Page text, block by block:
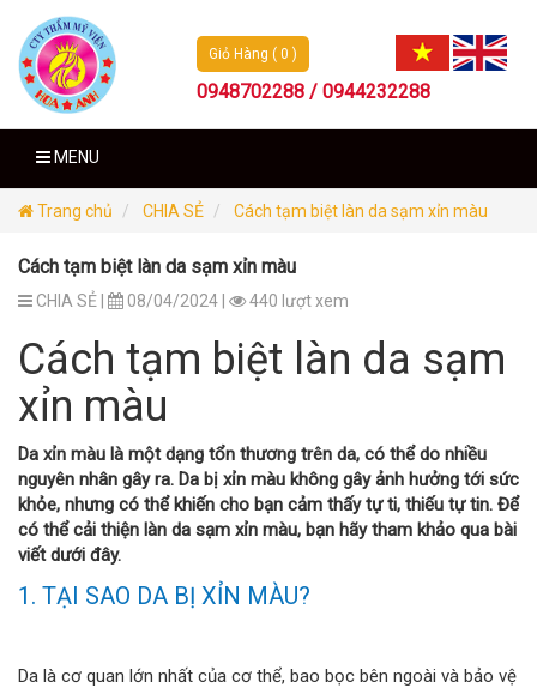
Giỏ Hàng ( 0 )
0948702288 / 0944232288
MENU
Trang chủ CHIA SẺ Cách tạm biệt làn da sạm xỉn màu
Cách tạm biệt làn da sạm xỉn màu
CHIA SẺ | 08/04/2024 | 440 lượt xem
Cách tạm biệt làn da sạm
xỉn màu
Da xỉn màu là một dạng tổn thương trên da, có thể do nhiều
nguyên nhân gây ra. Da bị xỉn màu không gây ảnh hưởng tới sức
khỏe, nhưng có thể khiến cho bạn cảm thấy tự ti, thiếu tự tin. Để
có thể cải thiện làn da sạm xỉn màu, bạn hãy tham khảo qua bài
viết dưới đây.
1. TẠI SAO DA BỊ XỈN MÀU?
Da là cơ quan lớn nhất của cơ thể, bao bọc bên ngoài và bảo vệ